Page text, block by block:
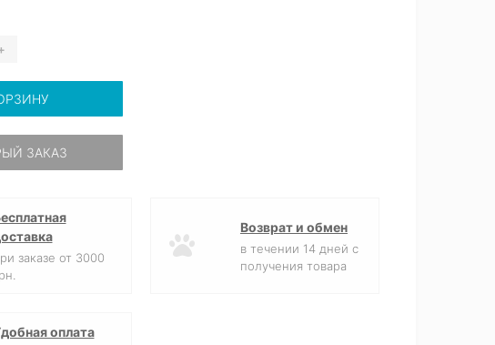
ЗАКАЗ
заказе от 3000
Возврат и обмен
в течении 14 дней с
получения товара
оплата